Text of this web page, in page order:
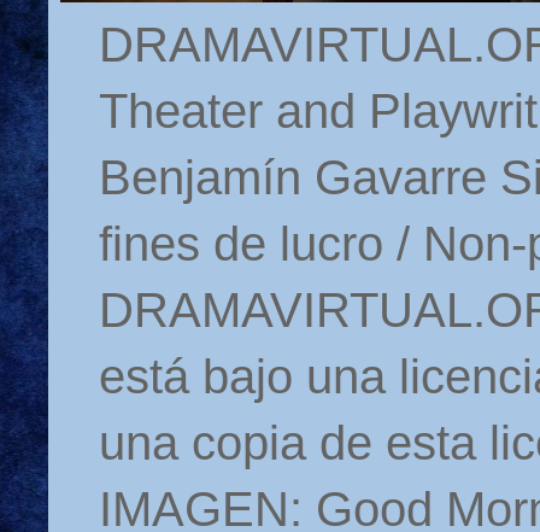
Theater and
Benjamín Gavarre
fines de lucro /
está bajo una
una copia de esta
IMAGEN: Good